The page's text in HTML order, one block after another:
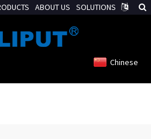
Chinese
ABOUT US SOLUTIONS